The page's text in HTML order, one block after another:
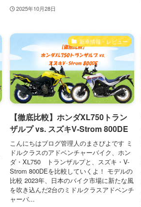
2025年10月28日
新車情報・レビュー
【徹底比較】ホンダXL750トラン
ザルプ vs. スズキV-Strom 800DE
こんにちはブログ管理人のまさぴよです ミ
ドルクラスのアドベンチャーバイク、ホン
ダ・XⅬ750 トランザルプと、スズキ・V-
Strom 800DEを比較していくよ！ モデルの
比較 2023年、日本のバイク市場に新たな風
を吹き込んだ2台のミドルクラスアドベンチ
ャーバ...